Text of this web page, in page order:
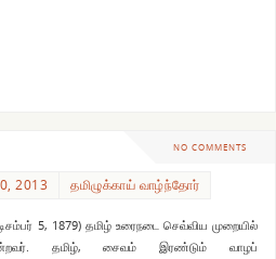
NO COMMENTS
2013 தமிழுக்காய் வாழ்ந்தோர்
5, 1879) தமிழ் உரைநடை செவ்விய முறையில்
தமிழ், சைவம் இரண்டும் வாழப்